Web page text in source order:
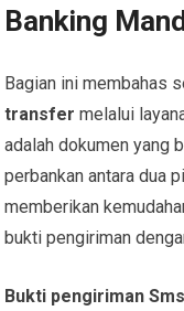
Banking
Bagian ini membahas
transfer melalui
adalah dokumen yang
perbankan antara dua
memberikan
bukti pengiriman
Bukti pengiriman